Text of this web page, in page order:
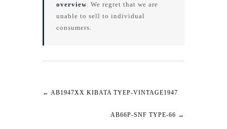
overview. We regret that we are
unable to sell to individual
consumers.
← AB1947XX KIBATA TYEP-VINTAGE1947
AB66P-SNF TYPE-66 →